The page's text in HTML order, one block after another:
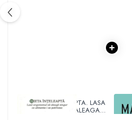
1 x DIETA INTELEAPTA. LASA
ORGANISMUL SA ALEAGA
1 x